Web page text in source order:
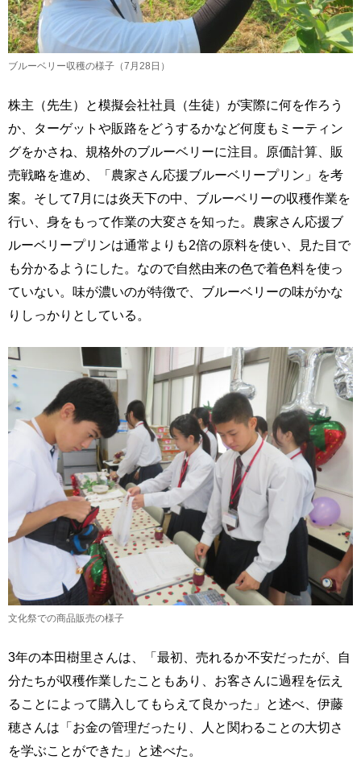
ブルーベリー収穫の様子（7月28日）
株主（先生）と模擬会社社員（生徒）が実際に何を作ろう
か、ターゲットや販路をどうするかなど何度もミーティン
グをかさね、規格外のブルーベリーに注目。原価計算、販
売戦略を進め、「農家さん応援ブルーベリープリン」を考
案。そして7月には炎天下の中、ブルーベリーの収穫作業を
行い、身をもって作業の大変さを知った。農家さん応援ブ
ルーベリープリンは通常よりも2倍の原料を使い、見た目で
も分かるようにした。なので自然由来の色で着色料を使っ
ていない。味が濃いのが特徴で、ブルーベリーの味がかな
りしっかりとしている。
文化祭での商品販売の様子
3年の本田樹里さんは、「最初、売れるか不安だったが、自
分たちが収穫作業したこともあり、お客さんに過程を伝え
ることによって購入してもらえて良かった」と述べ、伊藤
穂さんは「お金の管理だったり、人と関わることの大切さ
を学ぶことができた」と述べた。